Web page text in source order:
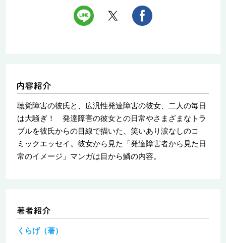
聴覚障害の彼氏と、広汎性発達障害の彼女、二人の毎日
は大騒ぎ！ 発達障害の彼女との日常やさまざまなトラ
ブルを彼氏からの目線で描いた、笑いあり涙なしのコ
ミックエッセイ。彼女から見た「発達障害者から見た日
常のイメージ」マンガは目から鱗の内容。
くらげ（著）